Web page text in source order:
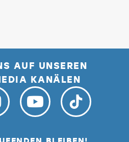
AUF UNSEREN
KANÄLEN